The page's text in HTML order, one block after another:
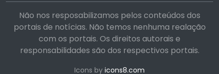
Não nos resposabilizamos pelos conteúdos dos
portais de notícias. Não temos nenhuma realação
com os portais. Os direitos autorais e
responsabilidades são dos respectivos portais.
Icons by icons8.com